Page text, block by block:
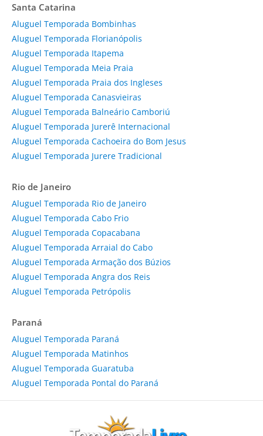
Santa Catarina
Aluguel Temporada Bombinhas
Aluguel Temporada Florianópolis
Aluguel Temporada Itapema
Aluguel Temporada Meia Praia
Aluguel Temporada Praia dos Ingleses
Aluguel Temporada Canasvieiras
Aluguel Temporada Balneário Camboriú
Aluguel Temporada Jurerê Internacional
Aluguel Temporada Cachoeira do Bom Jesus
Aluguel Temporada Jurere Tradicional
Rio de Janeiro
Aluguel Temporada Rio de Janeiro
Aluguel Temporada Cabo Frio
Aluguel Temporada Copacabana
Aluguel Temporada Arraial do Cabo
Aluguel Temporada Armação dos Búzios
Aluguel Temporada Angra dos Reis
Aluguel Temporada Petrópolis
Paraná
Aluguel Temporada Paraná
Aluguel Temporada Matinhos
Aluguel Temporada Guaratuba
Aluguel Temporada Pontal do Paraná